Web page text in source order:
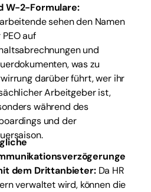
W-2-Formulare:
sehen den Namen
auf
und
was zu
darüber führt, wer ihr
Arbeitgeber ist,
während des
und der
dem Drittanbieter:Da HR
verwaltet wird, können die